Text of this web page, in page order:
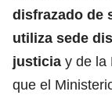
disfrazado de
utiliza sede
justicia y de la
que el